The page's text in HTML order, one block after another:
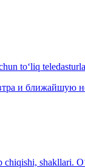
to‘liq
и ближайшую
chiqishi, shakllari.